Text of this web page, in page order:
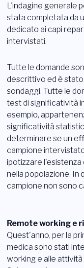
L'indagine generale
stata completata da
dedicato ai capi
intervistati.
Tutte le domande
descrittivo ed è
sondaggi. Tutte le
test di significatività
esempio,
significatività
determinare se un
campione
ipotizzare l'esistenza
nella popolazione. In
campione non sono
Remote working e
Quest'anno, per la
medica sono stati
working e alle attività